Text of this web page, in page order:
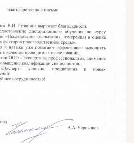
ионизирующего излучения –
техники безопасности во
и чрезвычайных ситуаций.
работа которых связана с
иметь сотрудников,
основам ядерной
все необходимые знания и
в сфере осуществления